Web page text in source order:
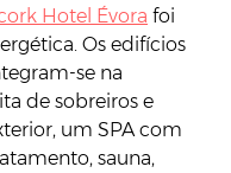
Hotel Évora foi
Os edifícios
se na
de sobreiros e
um SPA com
sauna,